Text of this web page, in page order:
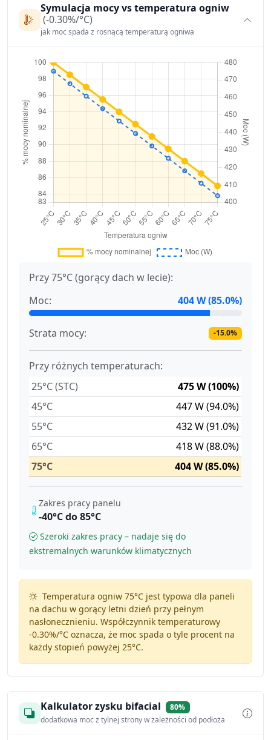
Symulacja mocy vs temperatura ogniw
(-0.30%/°C)
jak moc spada z rosnącą temperaturą ogniwa
Przy 75°C (gorący dach w lecie):
Moc:
404 W (85.0%)
Strata mocy: -15.0%
Przy różnych temperaturach:
25°C (STC)
475 W (100%)
45°C
447 W (94.0%)
55°C
432 W (91.0%)
65°C
418 W (88.0%)
75°C
404 W (85.0%)
Zakres pracy panelu
-40°C do 85°C
Szeroki zakres pracy – nadaje się do
ekstremalnych warunków klimatycznych
Temperatura ogniw 75°C jest typowa dla paneli
na dachu w gorący letni dzień przy pełnym
nasłonecznieniu. Współczynnik temperaturowy
-0.30%/°Coznacza, że moc spada o tyle procent na
każdy stopień powyżej 25°C.
Kalkulator zysku bifacial
80%
dodatkowa moc z tylnej strony w zależności od podłoża